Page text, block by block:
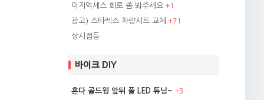
이지억세스 회로 좀 봐주세요 +1
광고) 스타렉스 차량시트 교체 +71
상시점등
바이크 DIY
혼다 골드윙 앞뒤 풀 LED 튜닝~ +3